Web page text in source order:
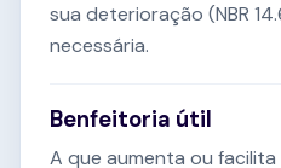
sua deterioração (NBR
necessária.
Benfeitoria útil
A que aumenta ou